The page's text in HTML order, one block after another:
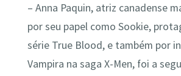
– Anna Paquin, atriz canadense
por seu papel como Sookie,
série True Blood, e também por
Vampira na saga X-Men, foi a